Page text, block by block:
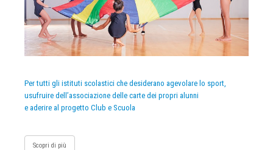
Per tutti gli istituti scolastici che desiderano agevolare lo sport,
usufruire dell’associazione delle carte dei propri alunni
e aderire al progetto Club e Scuola
Scopri di più